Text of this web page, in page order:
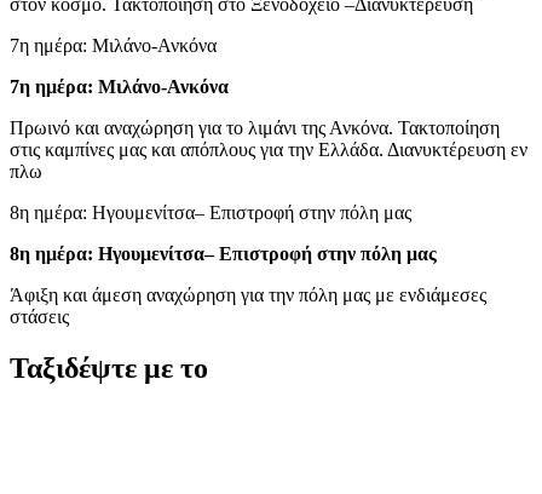
στον κόσμο. Τακτοποίηση στο Ξενοδοχείο –Διανυκτέρευση
7η ημέρα: Μιλάνο-Ανκόνα
7η ημέρα: Μιλάνο-Ανκόνα
Πρωινό και αναχώρηση για το λιμάνι της Ανκόνα. Τακτοποίηση
στις καμπίνες μας και απόπλους για την Ελλάδα. Διανυκτέρευση εν
πλω
8η ημέρα: Ηγουμενίτσα– Επιστροφή στην πόλη μας
8η ημέρα: Ηγουμενίτσα– Επιστροφή στην πόλη μας
Άφιξη και άμεση αναχώρηση για την πόλη μας με ενδιάμεσες
στάσεις
Ταξιδέψτε με το